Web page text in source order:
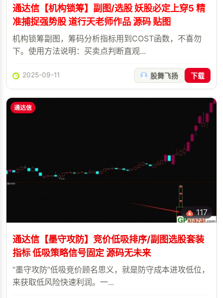
通达信【机构锁筹】副图/选股 妖股必定上穿5 精
准捕捉强势股 道行天老师作品 源码 贴图
机构锁筹副图，筹码分析指标用到COST函数，不喜勿
下。使用方法说明：买卖点判断直观...
2025-09-11 股舞飞扬 下载
通达信
117
通达信【墨守攻防】竞价低吸排序/副图选股套装
指标 低吸策略信号固定 源码无未来
“墨守攻防”低吸竞价顾名思义，就是防守成本进攻低位，
来获取低风险快速利润。一...